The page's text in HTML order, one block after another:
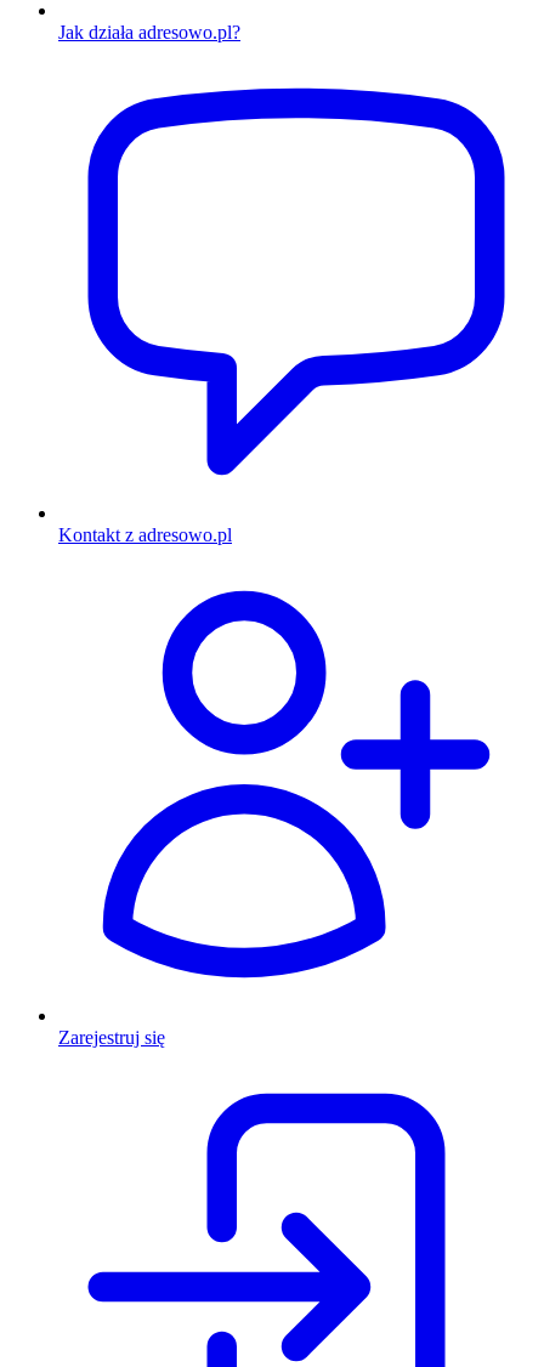
Jak działa adresowo.pl?
Kontakt z adresowo.pl
Zarejestruj się